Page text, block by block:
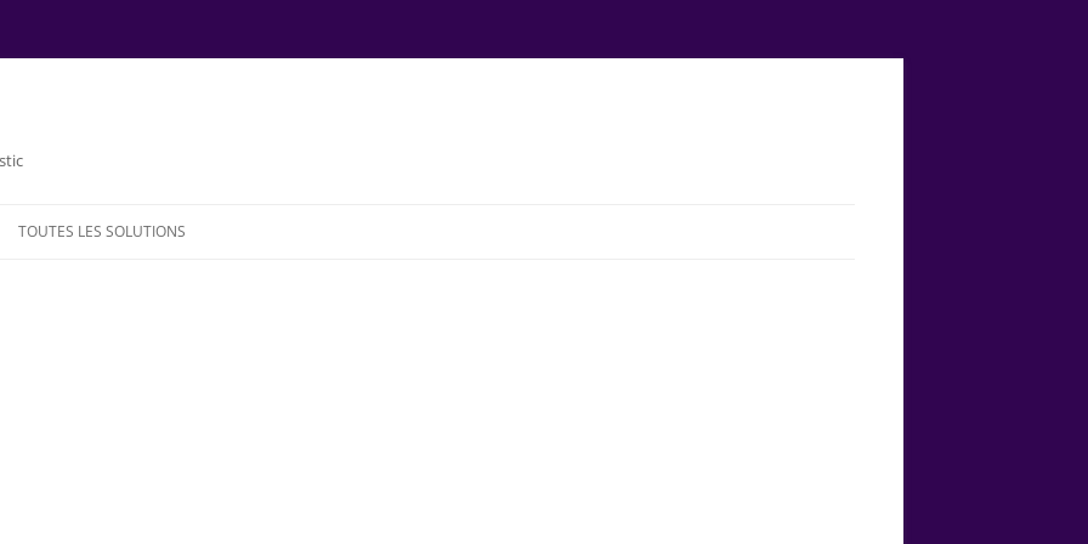
TOUTES LES SOLUTIONS